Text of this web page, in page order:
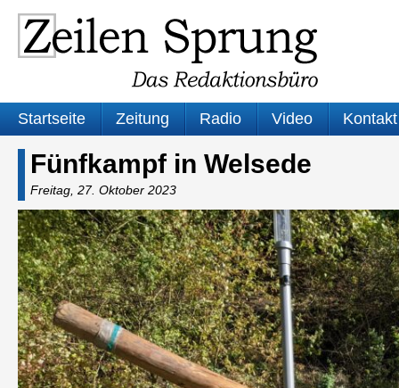
Startseite Zeitung Radio Video Kontakt
Fünfkampf in Welsede
Freitag, 27. Oktober 2023